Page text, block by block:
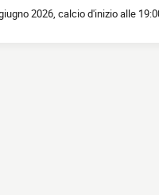
2026, calcio d'inizio alle